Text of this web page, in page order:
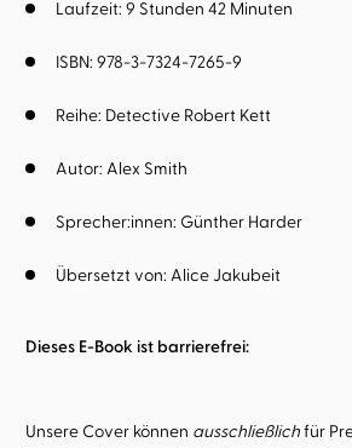
Übersetzt von: Alice Jakubeit
Laufzeit: 9 Stunden 42 Minuten
ISBN: 978-3-7324-7265-9
Reihe: Detective Robert Kett
Autor: Alex Smith
Sprecher:innen: Günther Harder
Dieses E-Book ist barrierefrei:
Unsere Cover können ausschließlichfür